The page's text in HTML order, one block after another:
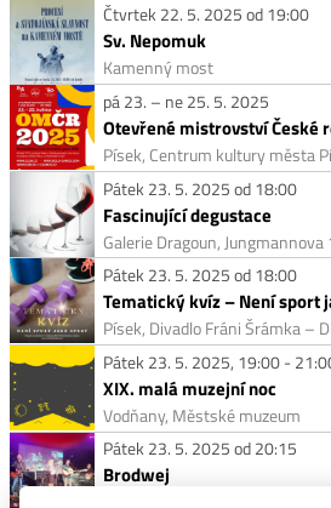
Čtvrtek 22. 5. 2025 od 19:00
Sv. Nepomuk
Kamenný most
pá 23. – ne 25. 5. 2025
Otevřené mistrovství České
Písek, Centrum kultury města
Pátek 23. 5. 2025 od 18:00
Fascinující degustace
Galerie Dragoun, Jungmannova
Pátek 23. 5. 2025 od 18:00
Tematický kvíz – Není sport
Písek, Divadlo Fráni Šrámka –
Pátek 23. 5. 2025, 19:00 -
XIX. malá muzejní noc
Vodňany, Městské muzeum
Pátek 23. 5. 2025 od 20:15
Brodwej